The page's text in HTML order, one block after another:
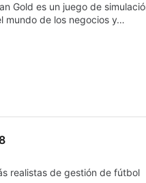
Gold es un juego de
mundo de los negocios y…
realistas de gestión de fútbol